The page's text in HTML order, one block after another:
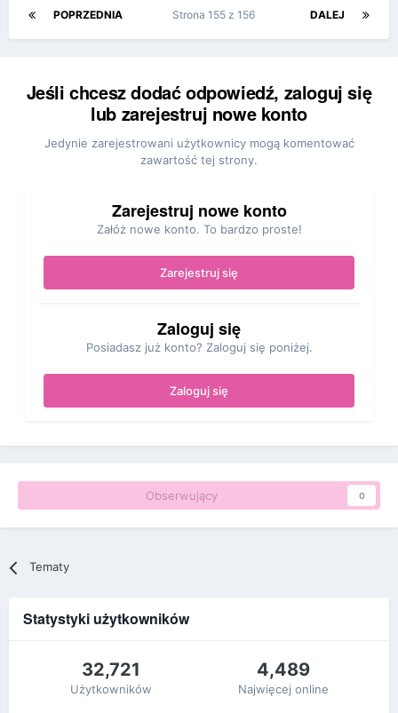
POPRZEDNIA DALEJ
Strona 155 z 156
Jeśli chcesz dodać odpowiedź, zaloguj się
lub zarejestruj nowe konto
Jedynie zarejestrowani użytkownicy mogą komentować
zawartość tej strony.
Zarejestruj nowe konto
Załóż nowe konto. To bardzo proste!
Zarejestruj się
Zaloguj się
Posiadasz już konto? Zaloguj się poniżej.
Zaloguj się
Obserwujący 0
Tematy
Statystyki użytkowników
32,721
Użytkowników
4,489
Najwięcej online